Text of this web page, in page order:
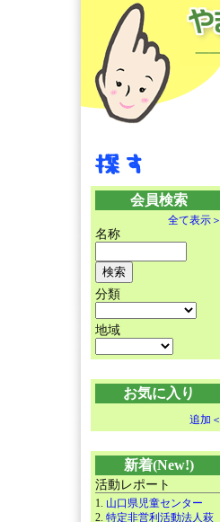
会員検索
全て表示＞
名称
分類
地域
お気に入り
追加＜
新着(New!)
活動レポート
1. 山口県児童センター
2. 特定非営利活動法人萩